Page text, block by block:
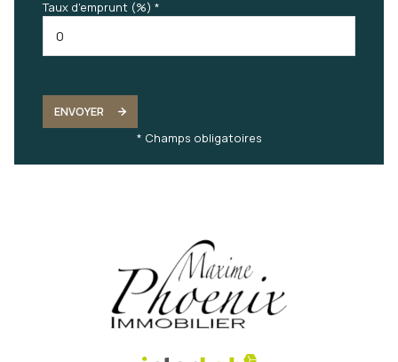
Taux d'emprunt (%) *
ENVOYER
* Champs obligatoires